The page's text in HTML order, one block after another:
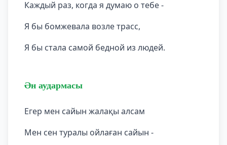
Каждый раз, когда я думаю о тебе -
Я бы бомжевала возле трасс,
Я бы стала самой бедной из людей.
Ән аудармасы
Егер мен сайын жалақы алсам
Мен сен туралы ойлаған сайын -